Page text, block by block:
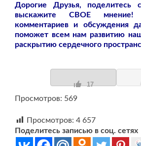
Дорогие Друзья, поделитесь
выскажите СВОЕ
комментариев и обсуждения
поможет всем нам развитию
раскрытию сердечного
17
Просмотров: 569
Просмотров: 4 657
Поделитесь записью в соц. сетях